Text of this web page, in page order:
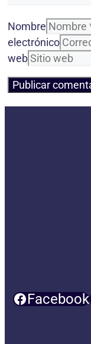
Nombre
electrónico
web
Facebook